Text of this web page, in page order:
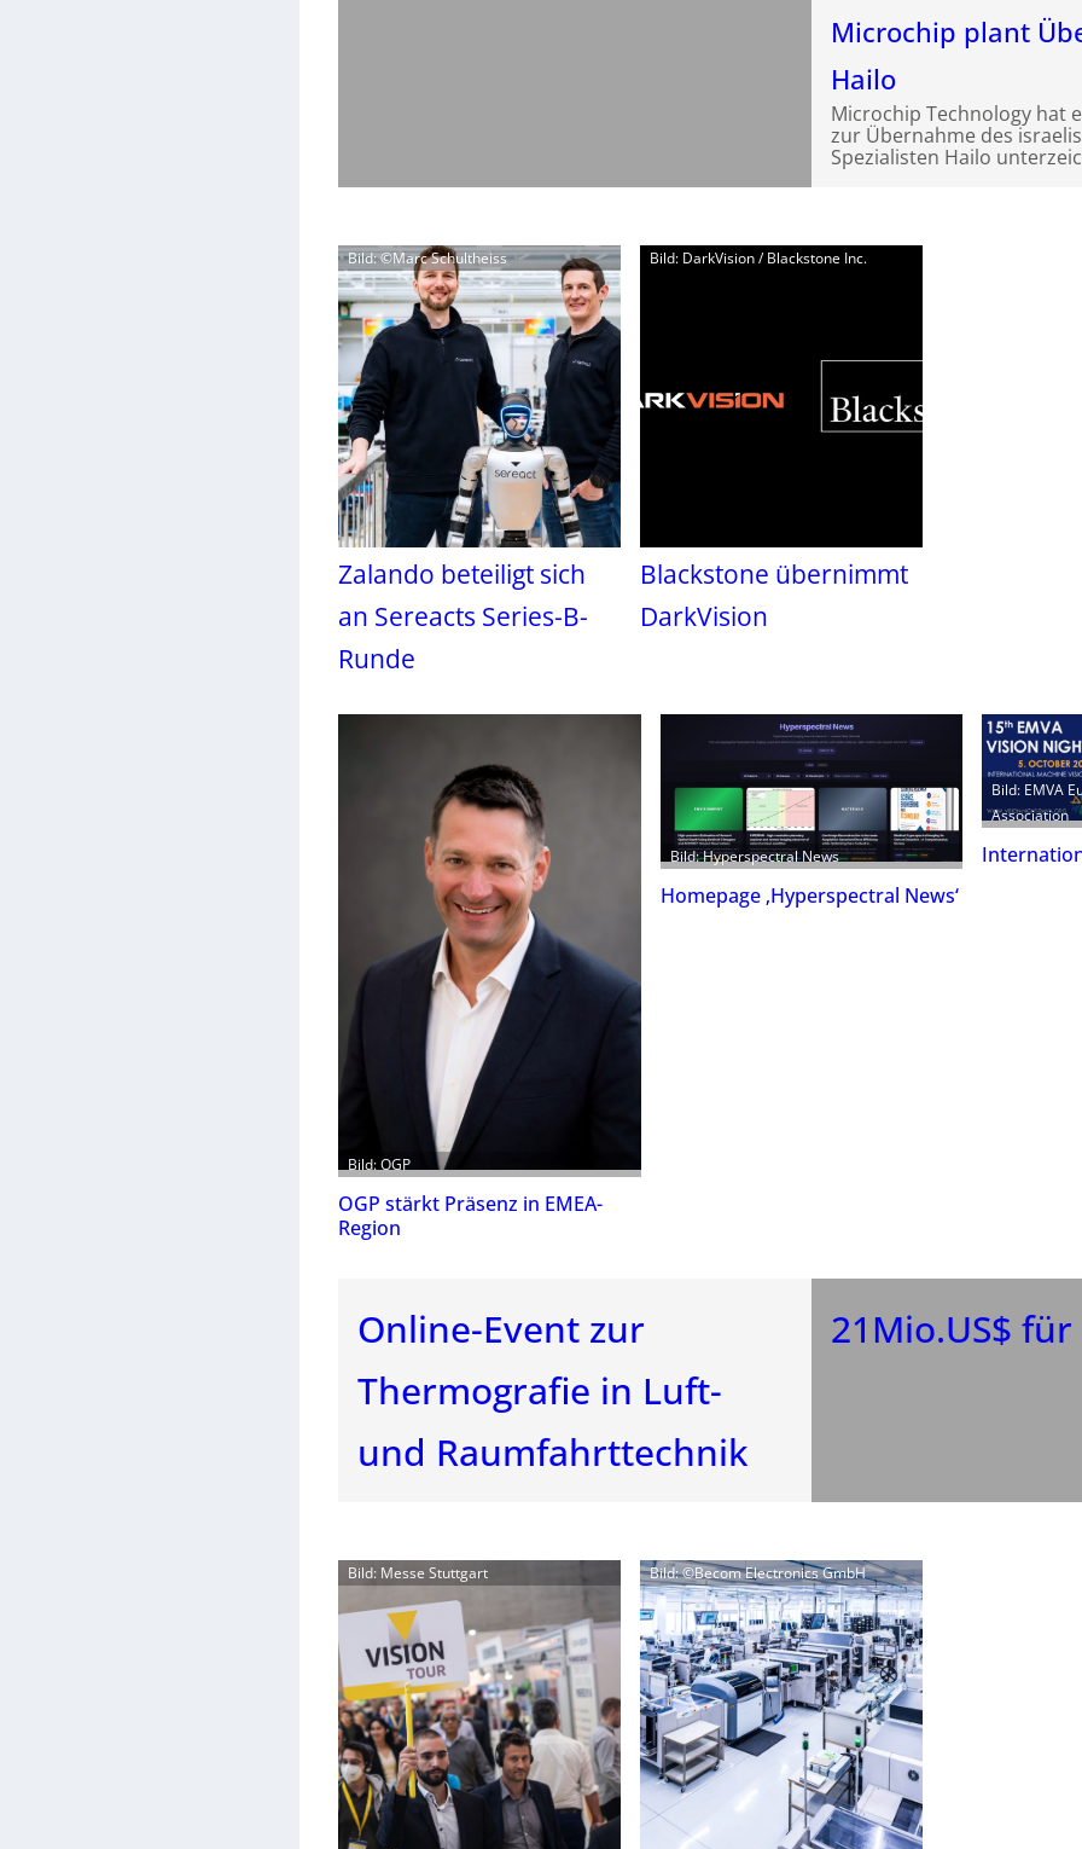
Microchip plant
Hailo
Microchip Technology hat
zur Übernahme des
Spezialisten Hailo
Bild: ©Marc Schultheiss
Zalando beteiligt sich
an Sereacts Series-B-
Runde
Bild: DarkVision / Blackstone Inc.
Blackstone übernimmt
DarkVision
Bild: OGP
OGP stärkt Präsenz in EMEA-
Region
Bild: Hyperspectral News
Homepage ‚Hyperspectral News‘
Bild: EMVA
Association
Online-Event zur
Thermografie in Luft-
und Raumfahrttechnik
21Mio.US$ für
Bild: Messe Stuttgart Bild: ©Becom Electronics GmbH